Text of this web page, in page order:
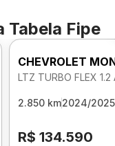
Tabela Fipe
CHEVROLET
LTZ TURBO FLEX
2.850 km2024/2025
R$ 134.590